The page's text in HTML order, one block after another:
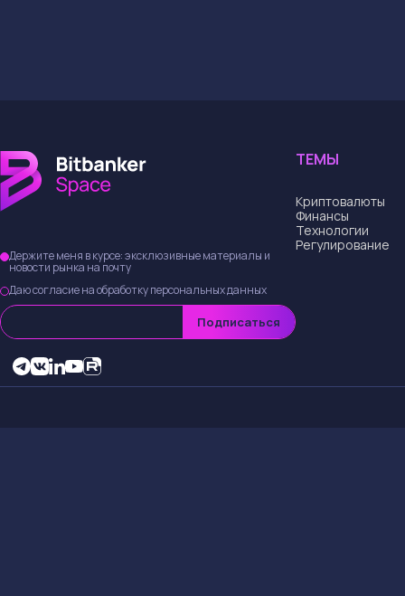
Держите меня в курсе: эксклюзивные материалы и
новости рынка на почту
Даю согласие на обработку персональных данных
Подписаться
ТЕМЫ
Криптовалюты
Финансы
Технологии
Регулирование